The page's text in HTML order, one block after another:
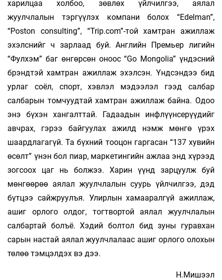
харилцаа холбоо, зөвлөх үйлчилгээ, аялал
жуулчлалын тэргүүлэх компани болох “Edelman”,
“Poston consulting”, “Trip.com”-той хамтран ажиллаж
эхэлснийг ч зарлаад буй. Английн Премьер лигийн
“Фулхэм” баг өнгөрсөн оноос “Go Mongolia” үндэсний
брэндтэй хамтран ажиллаж эхэлсэн. Үндсэндээ бид
урлаг соёл, спорт, хэвлэл мэдээлэл гээд салбар
салбарын томчуудтай хамтран ажиллаж байна. Одоо
энэ бүхэн хангалттай. Гадаадын инфлүүнсерүүдийг
авчрах, гэрээ байгуулах ажилд нэмж мөнгө үрэх
шаардлагагүй. Та бүхний тооцон гаргасан “137 хувийн
өсөлт” үнэн бол пиар, маркетингийн ажлаа энд хүрээд
зогсоох цаг нь болжээ. Харин үүнд зарцуулж буй
мөнгөөрөө аялал жуулчлалын суурь үйлчилгээ, дэд
бүтцээ сайжруулъя. Улирлын хамааралгүй ажиллаж,
ашиг орлого олдог, тогтвортой аялал жуулчлалын
салбартай болъё. Хэдий болтол бид зуны гуравхан
сарын настай аялал жуулчлалаас ашиг орлого олохын
төлөө тэмцэлдэх вэ дээ.
Н.Мишээл